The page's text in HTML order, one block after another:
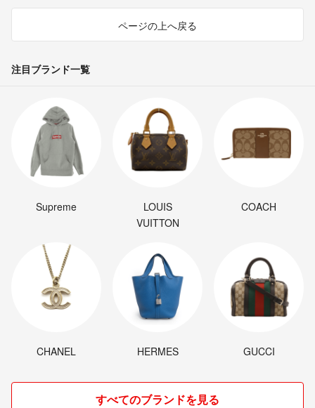
ページの上へ戻る
注目ブランド一覧
Supreme
LOUIS
VUITTON
COACH
CHANEL HERMES GUCCI
すべてのブランドを見る